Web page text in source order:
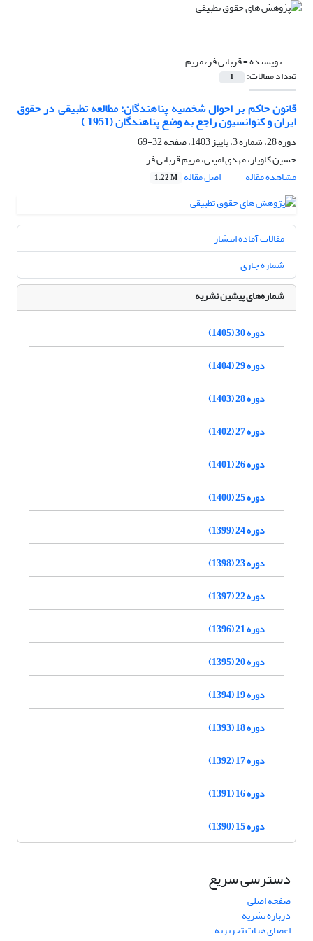
نویسنده =قربانی فر، مریم
تعداد مقالات: 1
قانون حاکم بر احوال شخصیه پناهندگان: مطالعه تطبیقی در حقوق
ایران و کنوانسیون راجع به وضع پناهندگان (1951 )
دوره 28، شماره 3، پاییز 1403، صفحه
32-69
حسین کاویار، مهدی امینی، مریم قربانی فر
مشاهده مقاله
اصل مقاله 1.22 M
مقالات آماده انتشار
شماره جاری
شماره‌های پیشین نشریه
دوره 30 (1405)
دوره 29 (1404)
دوره 28 (1403)
دوره 27 (1402)
دوره 26 (1401)
دوره 25 (1400)
دوره 24 (1399)
دوره 23 (1398)
دوره 22 (1397)
دوره 21 (1396)
دوره 20 (1395)
دوره 19 (1394)
دوره 18 (1393)
دوره 17 (1392)
دوره 16 (1391)
دوره 15 (1390)
دسترسی سریع
صفحه اصلی
درباره نشریه
اعضای هیات تحریریه